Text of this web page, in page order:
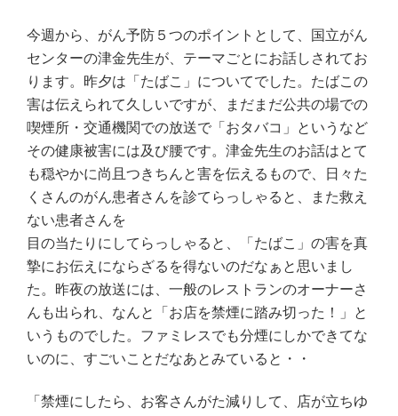
今週から、がん予防５つのポイントとして、国立がん
センターの津金先生が、テーマごとにお話しされてお
ります。昨夕は「たばこ」についてでした。たばこの
害は伝えられて久しいですが、まだまだ公共の場での
喫煙所・交通機関での放送で「おタバコ」というなど
その健康被害には及び腰です。津金先生のお話はとて
も穏やかに尚且つきちんと害を伝えるもので、日々た
くさんのがん患者さんを診てらっしゃると、また救え
ない患者さんを
目の当たりにしてらっしゃると、「たばこ」の害を真
摯にお伝えにならざるを得ないのだなぁと思いまし
た。昨夜の放送には、一般のレストランのオーナーさ
んも出られ、なんと「お店を禁煙に踏み切った！」と
いうものでした。ファミレスでも分煙にしかできてな
いのに、すごいことだなあとみていると・・
「禁煙にしたら、お客さんがた減りして、店が立ちゆ